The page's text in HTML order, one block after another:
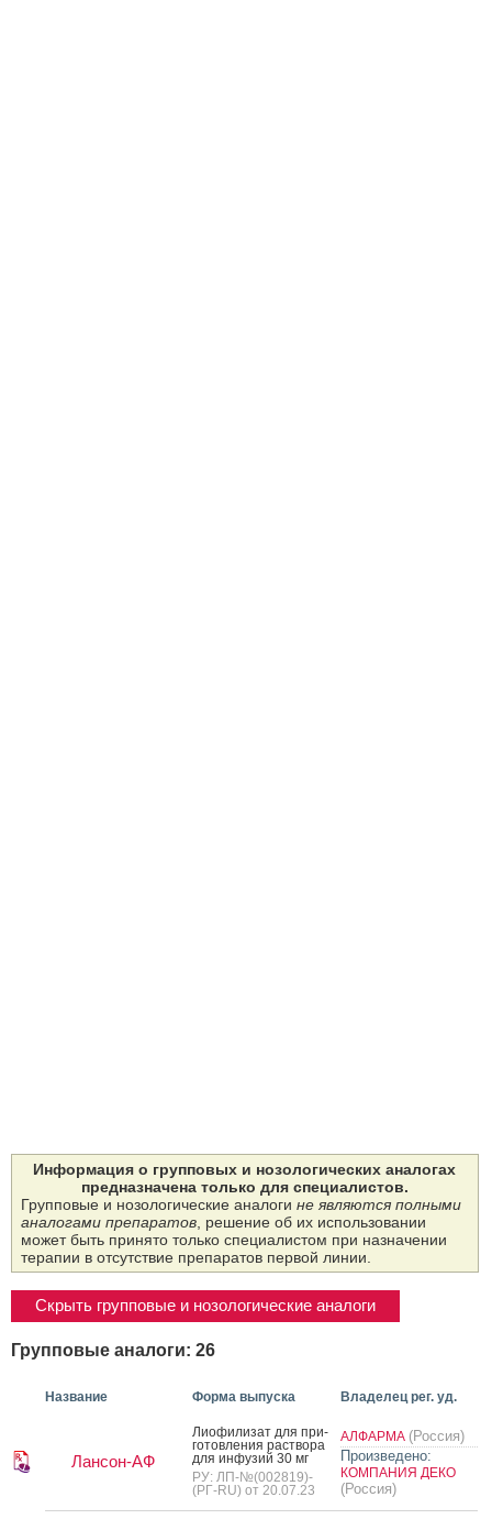
Информация о групповых и нозологических аналогах
предназначена только для специалистов.
Групповые и нозологические аналоги не являются полными
аналогами препаратов , решение об их использовании
может быть принято только специалистом при назначении
терапии в отсутствие препаратов первой линии.
Скрыть групповые и нозологические аналоги
Групповые аналоги: 26
Название Форма выпуска Владелец рег. уд.
Лансон-АФ
Ли­офи­лизат для при­
готов­ле­ния рас­тво­ра
для ин­фу­зий 30 мг
РУ: ЛП-№(002819)-
(РГ-RU) от 20.07.23
АЛФАРМА (Россия)
Произведено:
КОМПАНИЯ ДЕКО
(Россия)